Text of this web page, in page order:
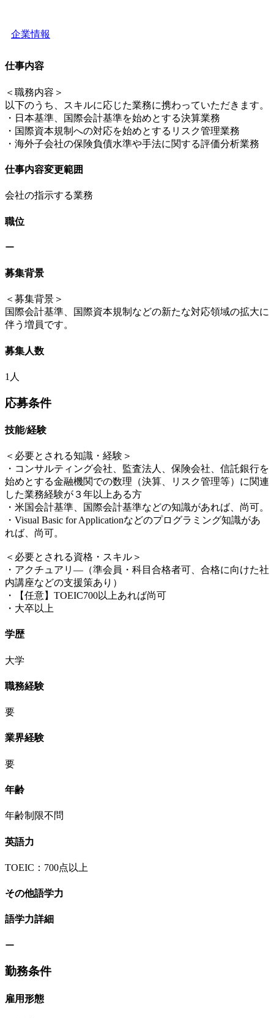
企業情報
仕事内容
＜職務内容＞
以下のうち、スキルに応じた業務に携わっていただきます。
・日本基準、国際会計基準を始めとする決算業務
・国際資本規制への対応を始めとするリスク管理業務
・海外子会社の保険負債水準や手法に関する評価分析業務
仕事内容変更範囲
会社の指示する業務
職位
ー
募集背景
＜募集背景＞
国際会計基準、国際資本規制などの新たな対応領域の拡大に
伴う増員です。
募集人数
1人
応募条件
技能/経験
＜必要とされる知識・経験＞
・コンサルティング会社、監査法人、保険会社、信託銀行を
始めとする金融機関での数理（決算、リスク管理等）に関連
した業務経験が３年以上ある方
・米国会計基準、国際会計基準などの知識があれば、尚可。
・Visual Basic for Applicationなどのプログラミング知識があ
れば、尚可。
＜必要とされる資格・スキル＞
・アクチュアリ―（準会員・科目合格者可、合格に向けた社
内講座などの支援策あり）
・【任意】TOEIC700以上あれば尚可
・大卒以上
学歴
大学
職務経験
要
業界経験
要
年齢
年齢制限不問
英語力
TOEIC：700点以上
その他語学力
語学力詳細
ー
勤務条件
雇用形態